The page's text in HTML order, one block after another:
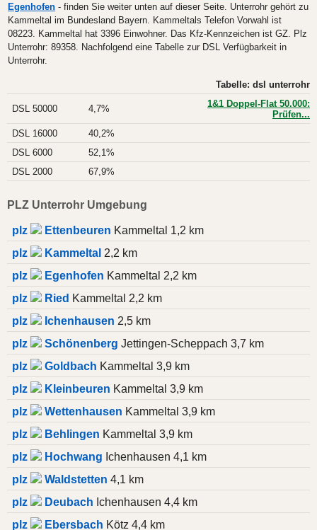
Egenhofen - finden Sie weiter unten auf dieser Seite. Unterrohr gehört zu
Kammeltal im Bundesland Bayern. Kammeltals Telefon Vorwahl ist
08223. Kammeltal hat 3396 Einwohner. Das Kfz-Kennzeichen ist GZ. Plz
Unterrohr: 89358. Nachfolgend eine Tabelle zur DSL Verfügbarkeit in
Unterrohr.
Tabelle: dsl unterrohr
DSL 50000 4,7%
1&1 Doppel-Flat 50.000:
Prüfen...
DSL 16000
40,2%
DSL 6000
52,1%
DSL 2000
67,9%
PLZ Unterrohr Umgebung
plz Ettenbeuren Kammeltal 1,2 km
plz
Kammeltal 2,2 km
plz
Egenhofen Kammeltal 2,2 km
plz
Ried Kammeltal 2,2 km
plz
Ichenhausen 2,5 km
plz
Schönenberg Jettingen-Scheppach 3,7 km
plz
Goldbach Kammeltal 3,9 km
plz
Kleinbeuren Kammeltal 3,9 km
plz
Wettenhausen Kammeltal 3,9 km
plz
Behlingen Kammeltal 3,9 km
plz
Hochwang Ichenhausen 4,1 km
plz
Waldstetten 4,1 km
plz
Deubach Ichenhausen 4,4 km
plz
Ebersbach Kötz 4,4 km